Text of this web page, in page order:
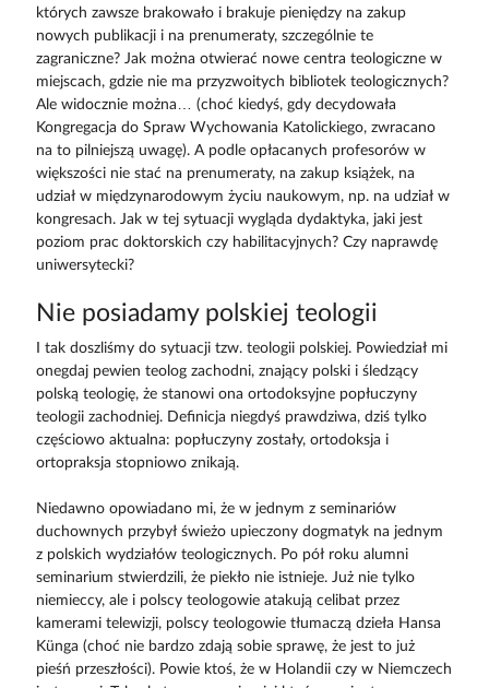
których zawsze brakowało i brakuje pieniędzy na zakup
nowych publikacji i na prenumeraty, szczególnie te
zagraniczne? Jak można otwierać nowe centra teologiczne w
miejscach, gdzie nie ma przyzwoitych bibliotek teologicznych?
Ale widocznie można… (choć kiedyś, gdy decydowała
Kongregacja do Spraw Wychowania Katolickiego, zwracano
na to pilniejszą uwagę). A podle opłacanych profesorów w
większości nie stać na prenumeraty, na zakup książek, na
udział w międzynarodowym życiu naukowym, np. na udział w
kongresach. Jak w tej sytuacji wygląda dydaktyka, jaki jest
poziom prac doktorskich czy habilitacyjnych? Czy naprawdę
uniwersytecki?
Nie posiadamy polskiej teologii
I tak doszliśmy do sytuacji tzw. teologii polskiej. Powiedział mi
onegdaj pewien teolog zachodni, znający polski i śledzący
polską teologię, że stanowi ona ortodoksyjne popłuczyny
teologii zachodniej. Definicja niegdyś prawdziwa, dziś tylko
częściowo aktualna: popłuczyny zostały, ortodoksja i
ortopraksja stopniowo znikają.
Niedawno opowiadano mi, że w jednym z seminariów
duchownych przybył świeżo upieczony dogmatyk na jednym
z polskich wydziałów teologicznych. Po pół roku alumni
seminarium stwierdzili, że piekło nie istnieje. Już nie tylko
niemieccy, ale i polscy teologowie atakują celibat przez
kamerami telewizji, polscy teologowie tłumaczą dzieła Hansa
Künga (choć nie bardzo zdają sobie sprawę, że jest to już
pieśń przeszłości). Powie ktoś, że w Holandii czy w Niemczech